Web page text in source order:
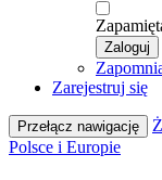
Zaloguj
Zarejestruj się
Przełącz nawigację
Polsce i Europie